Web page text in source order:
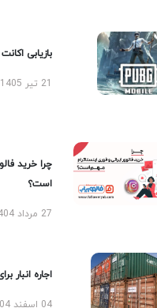
بازیابی
چرا خرید
است؟
27 مرداد 1404
اجاره انبار
04 اسفند 1404